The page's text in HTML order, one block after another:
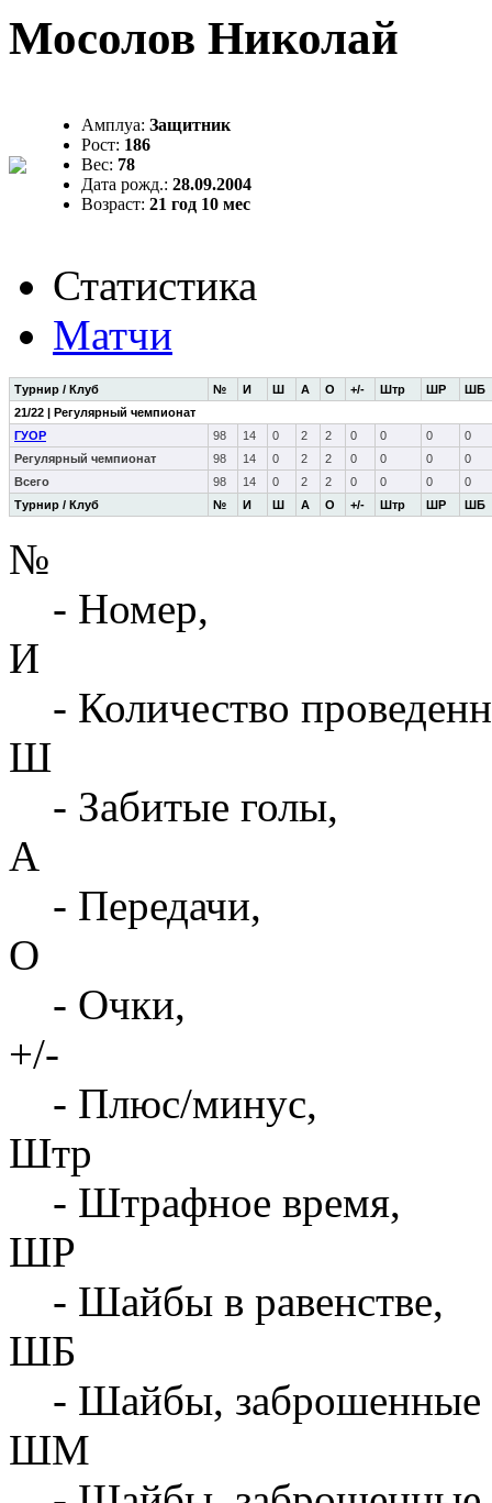
Мосолов Николай
Амплуа: Защитник
Рост: 186
Вес: 78
Дата рожд.: 28.09.2004
Возраст: 21 год 10 мес
Статистика
Матчи
Турнир / Клуб № И Ш А О +/- Штр ШР ШБ
Турнир / Клуб № И Ш А О +/- Штр ШР ШБ
21/22 | Регулярный чемпионат
ГУОР
98 14 0 2 2 0 0 0
0
Регулярный чемпионат
98 14 0 2 2 0 0 0
0
Всего
98 14 0 2 2 0 0 0 0
№
- Номер,
И
- Количество
Ш
- Забитые голы,
А
- Передачи,
О
- Очки,
+/-
- Плюс/минус,
Штр
- Штрафное время,
ШР
- Шайбы в равенстве,
ШБ
- Шайбы, заброшенные
ШМ